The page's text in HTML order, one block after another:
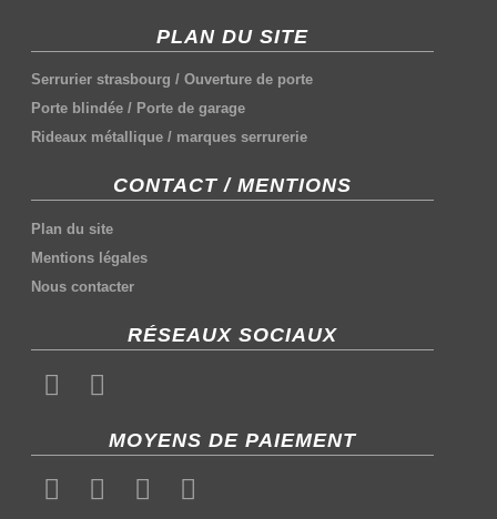
PLAN DU SITE
Serrurier strasbourg /Ouverture de porte
Porte blindée / Porte de garage
Rideaux métallique / marques serrurerie
CONTACT / MENTIONS
Plan du site
Mentions légales
Nous contacter
RÉSEAUX SOCIAUX
MOYENS DE PAIEMENT